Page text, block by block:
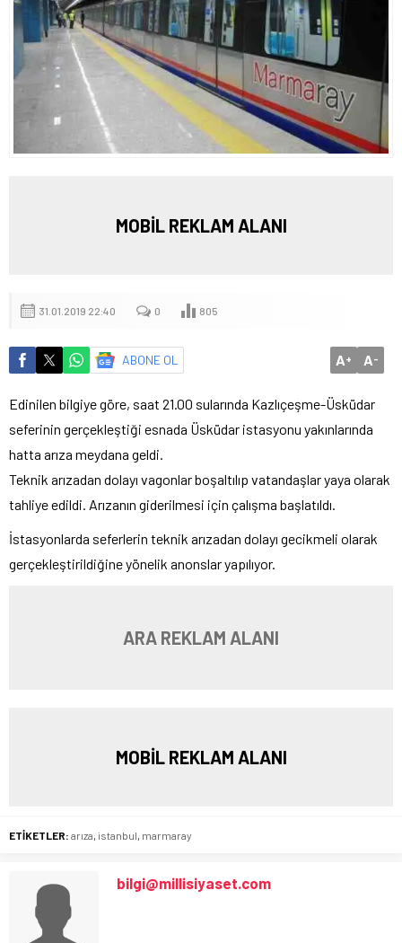
MOBİL REKLAM ALANI
31.01.2019 22:40 0 805
ABONE OL A+ A-
Edinilen bilgiye göre, saat 21.00 sularında Kazlıçeşme-Üsküdar
seferinin gerçekleştiği esnada Üsküdar istasyonu yakınlarında
hatta arıza meydana geldi.
Teknik arızadan dolayı vagonlar boşaltılıp vatandaşlar yaya olarak
tahliye edildi. Arızanın giderilmesi için çalışma başlatıldı.
İstasyonlarda seferlerin teknik arızadan dolayı gecikmeli olarak
gerçekleştirildiğine yönelik anonslar yapılıyor.
ARA REKLAM ALANI
MOBİL REKLAM ALANI
ETİKETLER: arıza istanbul marmaray
bilgi@millisiyaset.com